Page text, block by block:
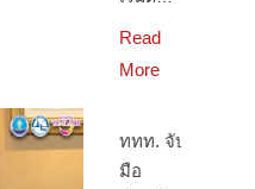
Read
More
ททท. จับ
มือ